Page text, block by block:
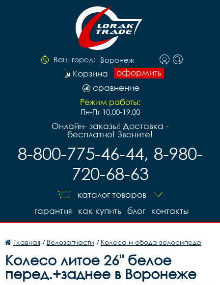
Ваш город: Воронеж
оформить
Корзина
сравнение
Режим работы:
Пн-Пт 10.00-19.00
Онлайн- заказы! Доставка -
бесплатно! Звоните!
8-800-775-46-44, 8-980-
720-68-63
каталог товаров
контакты
блог
как купить
гарантия
Главная / Велозапчасти / Колеса и обода велосипеда
Колесо литое 26" белое
перед.+заднее в Воронеже